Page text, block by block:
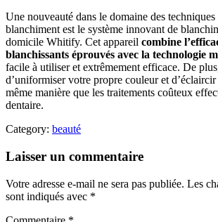
Une nouveauté dans le domaine des
blanchiment est le système innovant de
domicile Whitify. Cet appareil combine
blanchissants éprouvés avec la technologie
facile à utiliser et extrêmement efficace. De
d’uniformiser votre propre couleur et
même manière que les traitements coûteux
dentaire.
Category: beauté
Laisser un commentaire
Votre adresse e-mail ne sera pas publiée. Les
sont indiqués avec *